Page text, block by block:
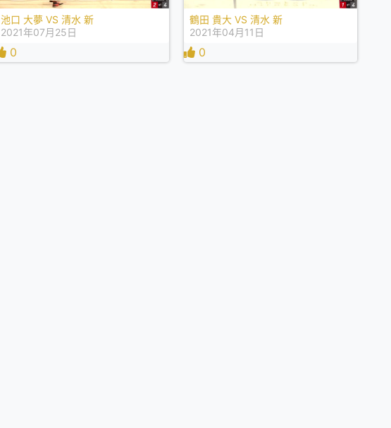
池口 大夢 VS 清水 新
2021年07月25日
0
鶴田 貴大 VS 清水 新
2021年04月11日
0